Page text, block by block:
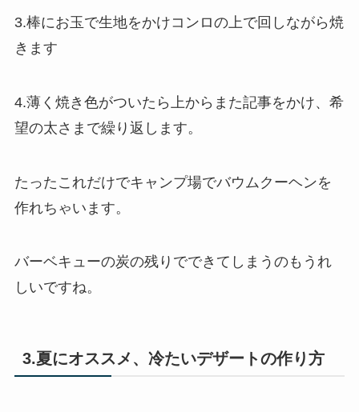
3.棒にお玉で生地をかけコンロの上で回しながら焼
きます
4.薄く焼き色がついたら上からまた記事をかけ、希
望の太さまで繰り返します。
たったこれだけでキャンプ場でバウムクーヘンを
作れちゃいます。
バーベキューの炭の残りでできてしまうのもうれ
しいですね。
3.夏にオススメ、冷たいデザートの作り方